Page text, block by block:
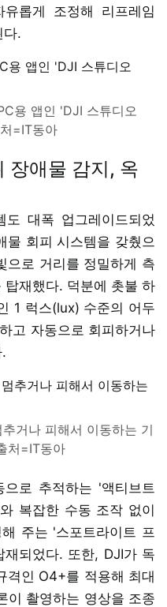
롭게 조정해 리프레임
다.
용 앱인 'DJI 스튜디오
=IT동아
장애물 감지, 옥
도 대폭 업그레이드되었
회피 시스템을 갖췄으
으로 거리를 정밀하게 측
탑재했다. 덕분에 촛불 하
1 럭스(lux) 수준의 어두
고 자동으로 회피하거나
거나 피해서 이동하는 기
처=IT동아
로 추적하는 '액티브트
복잡한 수동 조작 없이
주는 '스포트라이트 프
되었다. 또한, DJI가 독
격인 O4+를 적용해 최대
이 촬영하는 영상을 조종